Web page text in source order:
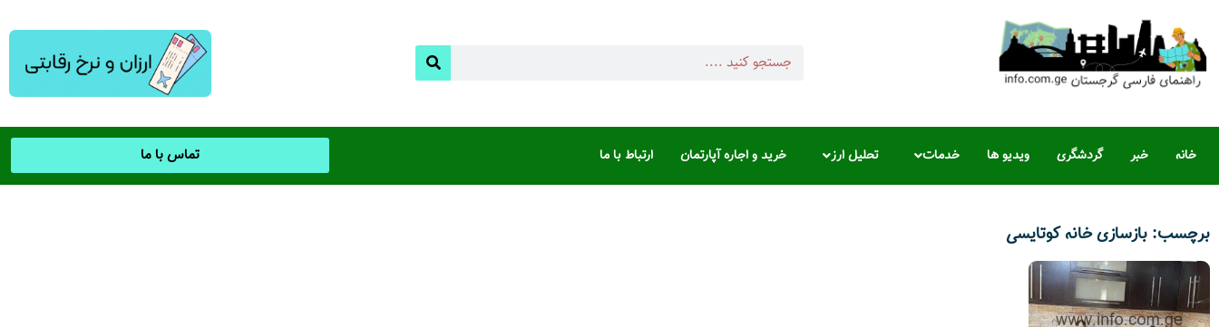
خانه خبر گردشگری ویدیو ها خدمات تحلیل ارز خرید و اجاره آپارتمان ارتباط با ما تماس با ما
برچسب: بازسازی خانه کوتایسی